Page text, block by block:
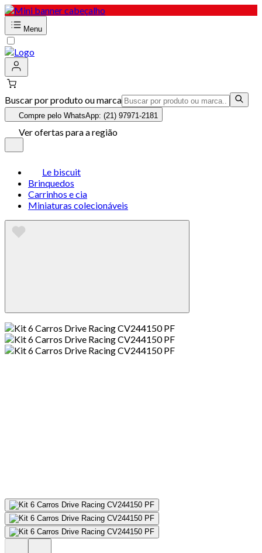
Menu
Buscar por produto ou marca
Compre pelo WhatsApp: (21) 97971-2181
Ver ofertas para a região
Le biscuit
Brinquedos
Carrinhos e cia
Miniaturas colecionáveis